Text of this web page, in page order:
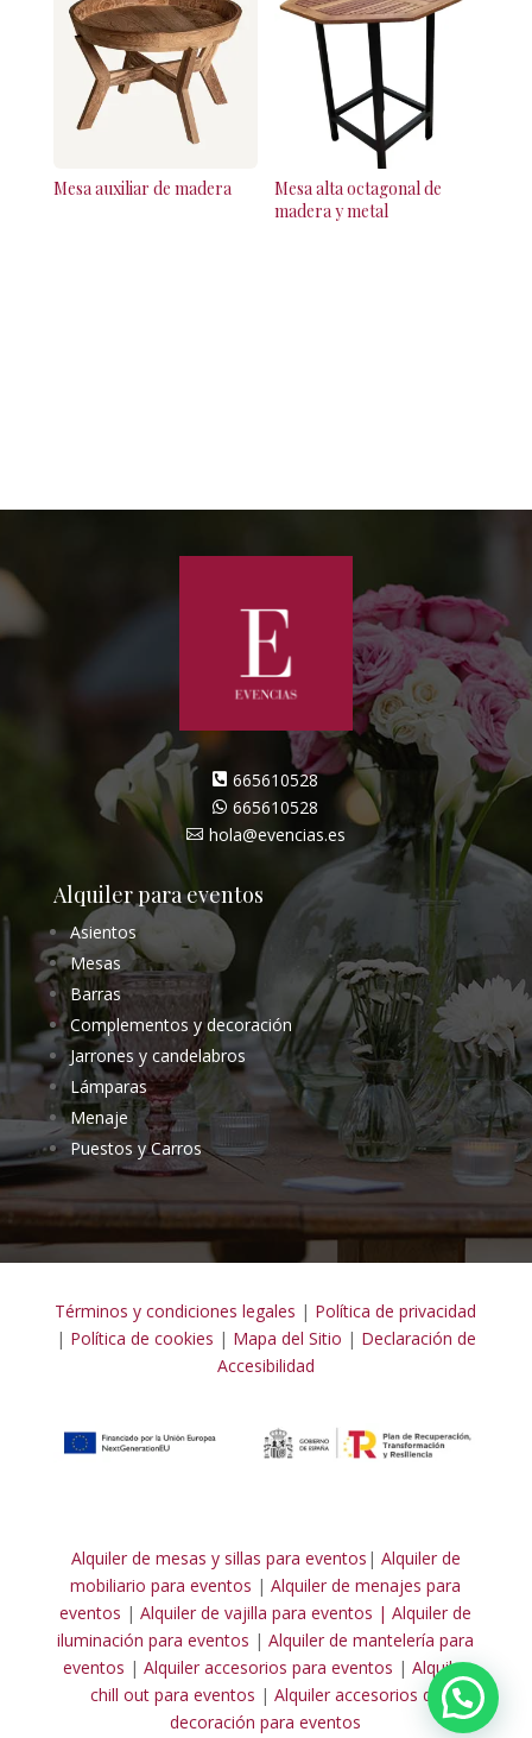
Mesa auxiliar de madera
Mesa alta octagonal de
madera y metal
 665610528
 665610528
 hola@evencias.es
Alquiler para eventos
Asientos
Mesas
Barras
Complementos y decoración
Jarrones y candelabros
Lámparas
Menaje
Puestos y Carros
Términos y condiciones legales | Política de privacidad
| Política de cookies | Mapa del Sitio | Declaración de
Accesibilidad
Alquiler de mesas y sillas para eventos | Alquiler de
mobiliario para eventos | Alquiler de menajes para
eventos |Alquiler de vajilla para eventos | Alquiler de
iluminación para eventos |Alquiler de mantelería para
eventos |Alquiler accesorios para eventos |Alquiler
chill out para eventos | Alquiler accesorios de
decoración para eventos